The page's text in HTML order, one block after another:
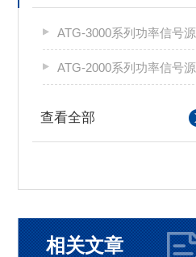
ATG-3000系列功率信号源
ATG-2000系列功率信号源
查看全部
相关文章